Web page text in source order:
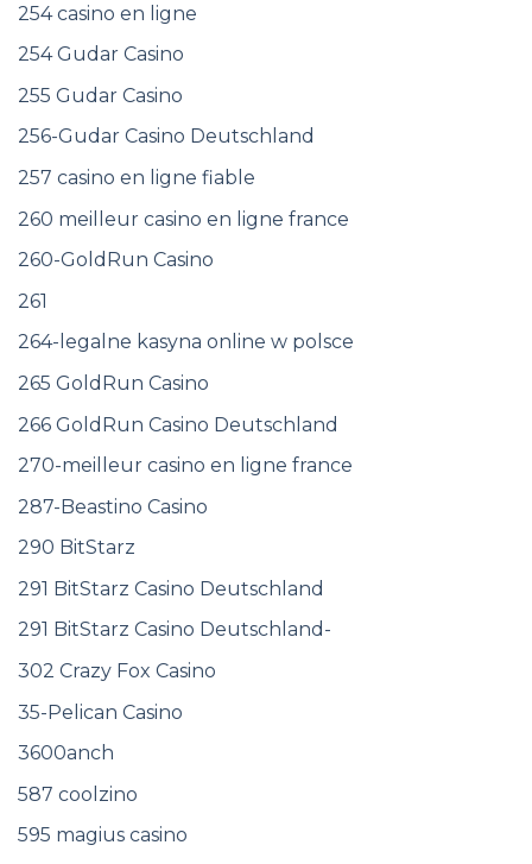
254 casino en ligne
254 Gudar Casino
255 Gudar Casino
256-Gudar Casino Deutschland
257 casino en ligne fiable
260 meilleur casino en ligne france
260-GoldRun Casino
261
264-legalne kasyna online w polsce
265 GoldRun Casino
266 GoldRun Casino Deutschland
270-meilleur casino en ligne france
287-Beastino Casino
290 BitStarz
291 BitStarz Casino Deutschland
291 BitStarz Casino Deutschland-
302 Crazy Fox Casino
35-Pelican Casino
3600anch
587 coolzino
595 magius casino